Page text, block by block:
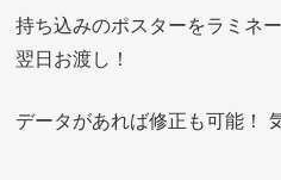
持ち込みのポスターをラミネ
翌日お渡し！
データがあれば修正も可能！